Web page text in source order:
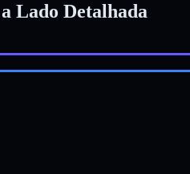
Lado Detalhada